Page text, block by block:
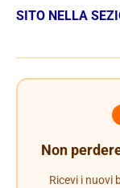
SITO NELLA
Non
Ricevi i nuovi